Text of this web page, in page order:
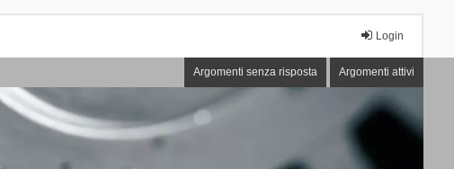
Login
Argomenti senza risposta Argomenti attivi